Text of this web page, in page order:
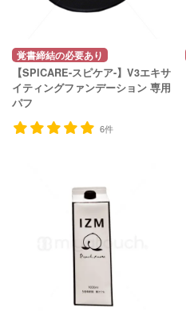
覚書締結の必要あり
【SPICARE-スピケア-】V3エキサ
イティングファンデーション 専用
パフ
6件